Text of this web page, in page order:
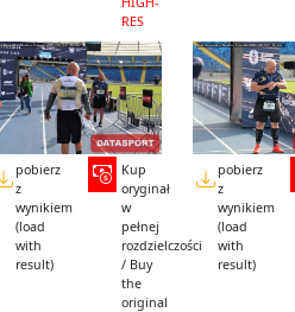
RES
pobierz
z
wynikiem
(load
with
result)
Kup
oryginał
w
pełnej
rozdzielczości
/ Buy
the
original
pobierz
z
wynikiem
(load
with
result)